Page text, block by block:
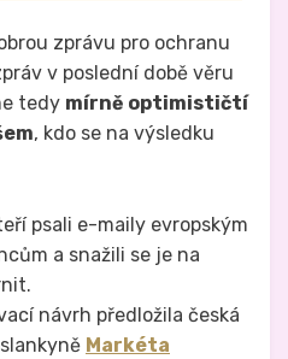
zprávu pro ochranu
v poslední době věru
tedy mírně optimističtí
, kdo se na výsledku
psali e-maily evropským
a snažili se je na
návrh předložila česká
Markéta